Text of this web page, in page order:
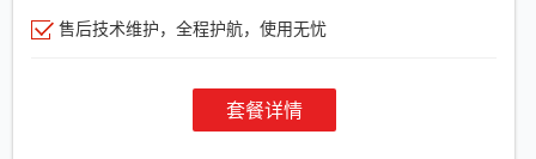
售后技术维护，全程护航，使用无忧
套餐详情